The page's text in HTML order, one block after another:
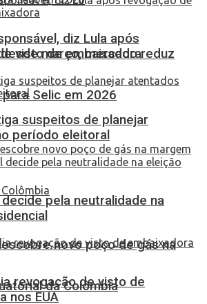
março, mercado reduz
Selic em 2026
novo poço de gás na
da Colômbia
diz Lula após
visto de embaixadora
suspeitos de planejar
período eleitoral
decide pela neutralidade na
revogação de visto de
nos EUA